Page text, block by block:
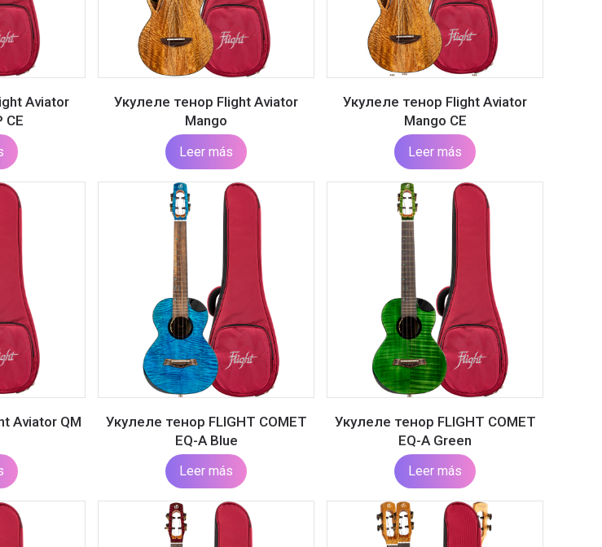
Aviator
CE
Укулеле тенор Flight Aviator
Mango
Leer más
Укулеле тенор Flight Aviator
Mango CE
Leer más
Aviator QM
Укулеле тенор FLIGHT COMET
EQ-A Blue
Leer más
Укулеле тенор FLIGHT COMET
EQ-A Green
Leer más